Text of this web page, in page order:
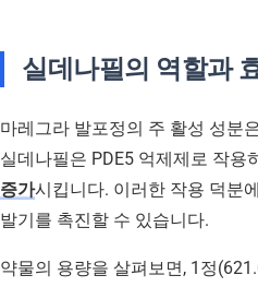
실데나필의 역할과
마레그라 발포정의 주 활성 성분
실데나필은 PDE5 억제제로 작용
증가시킵니다. 이러한 작용 덕분
발기를 촉진할 수 있습니다.
약물의 용량을 살펴보면, 1정